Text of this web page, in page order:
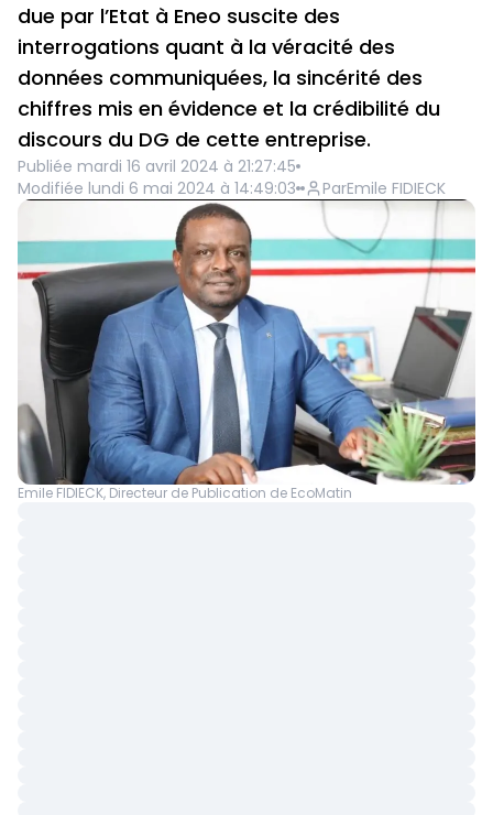
due par l’Etat à Eneo suscite des
interrogations quant à la véracité des
données communiquées, la sincérité des
chiffres mis en évidence et la crédibilité du
discours du DG de cette entreprise.
Publiée mardi 16 avril 2024 à 21:27:45
Modifiée lundi 6 mai 2024 à 14:49:03 ParEmile FIDIECK
Emile FIDIECK, Directeur de Publication de EcoMatin